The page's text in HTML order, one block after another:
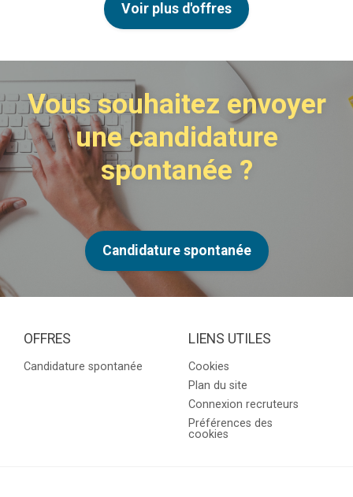
Voir plus d'offres
Vous souhaitez envoyer
une candidature
spontanée ?
Candidature spontanée
OFFRES
Candidature spontanée
LIENS UTILES
Cookies
Plan du site
Connexion recruteurs
Préférences des
cookies